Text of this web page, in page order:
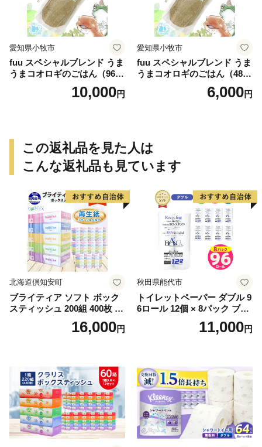
愛知県小牧市
fuu スペシャルブレンド うま
うまコオロギのごはん（960
10,000円
愛知県小牧市
fuu スペシャルブレンド うま
うまコオロギのごはん（480
6,000円
この返礼品を見た人は
こんな返礼品も見ています
北海道倶知安町
ブライティア ソフト ボック
スティッシュ 200組 400枚 60
箱 日本製 まとめ買い ティッ
シュ リサイクル 長持 防災 常
倶知安町 日用品
16,000円
秋田県能代市
トイレットペーパー ダブル 9
6ロール 12個 × 8パック ブラ
ンカ 再生紙 100％ 芯あり 日
用品 消耗品 無香料 生活用品
11,000円